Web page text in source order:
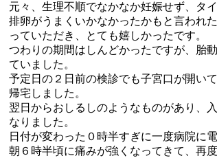
元々、生理不順でなかなか妊娠せず、タ
排卵がうまくいかなかったかもと言われ
っていただき、とても嬉しかったです。
つわりの期間はしんどかったですが、胎
ていました。
予定日の２日前の検診でも子宮口が開い
帰宅しました。
翌日からおしるしのようなものがあり、
なりました。
日付が変わった０時半すぎに一度病院に
朝６時半頃に痛みが強くなってきて、再